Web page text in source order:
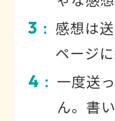
3 ： 感想は
ページ
4 ： 一度送
ん。書